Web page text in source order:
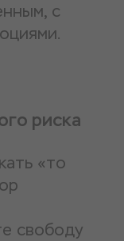
с
риска
«то
свободу